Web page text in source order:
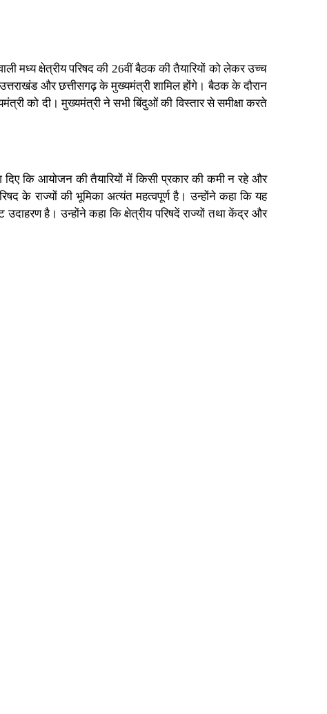
मध्य क्षेत्रीय परिषद की 26वीं बैठक की तैयारियों को लेकर उच्च
और छत्तीसगढ़ के मुख्यमंत्री शामिल होंगे। बैठक के दौरान
को दी। मुख्यमंत्री ने सभी बिंदुओं की विस्तार से समीक्षा करते
दिए कि आयोजन की तैयारियों में किसी प्रकार की कमी न रहे और
के राज्यों की भूमिका अत्यंत महत्वपूर्ण है। उन्होंने कहा कि यह
है। उन्होंने कहा कि क्षेत्रीय परिषदें राज्यों तथा केंद्र और